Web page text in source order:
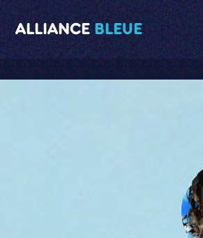
ALLIANCE BLEUE